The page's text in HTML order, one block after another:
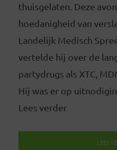
thuisgelaten. Deze
hoedanigheid van
Landelijk Medisch
vertelde hij over de
partydrugs als XTC,
Hij was er op
Lees verder
LEES